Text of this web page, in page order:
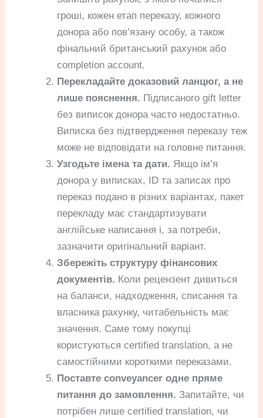
гроші, кожен етап переказу, кожного
донора або пов’язану особу, а також
фінальний британський рахунок або
completion account.
Перекладайте доказовий ланцюг, а не
лише пояснення. Підписаного gift letter
без виписок донора часто недостатньо.
Виписка без підтвердження переказу теж
може не відповідати на головне питання.
Узгодьте імена та дати. Якщо ім’я
донора у виписках, ID та записах про
переказ подано в різних варіантах, пакет
перекладу має стандартизувати
англійське написання і, за потреби,
зазначити оригінальний варіант.
Збережіть структуру фінансових
документів. Коли рецензент дивиться
на баланси, надходження, списання та
власника рахунку, читабельність має
значення. Саме тому покупці
користуються certified translation, а не
самостійними короткими переказами.
Поставте conveyancer одне пряме
питання до замовлення. Запитайте, чи
потрібен лише certified translation, чи